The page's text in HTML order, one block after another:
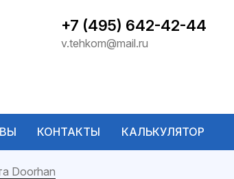
+7 (495) 642-42-44
v.tehkom@mail.ru
КОНТАКТЫ КАЛЬКУЛЯТОР
Doorhan